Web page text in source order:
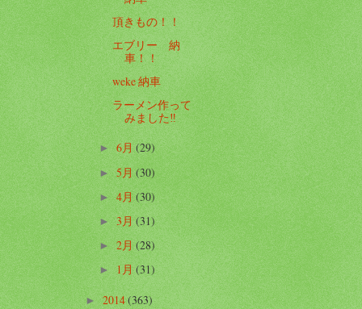
頂きもの！！
エブリー 納
車！！
weke 納車
ラーメン作って
みました‼️
►6月(29)
►5月(30)
►4月(30)
►3月(31)
►2月(28)
►1月(31)
►2014(363)